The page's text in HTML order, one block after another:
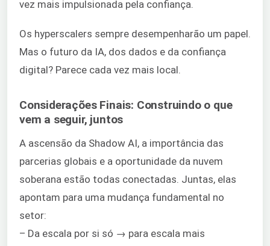
vez mais impulsionada pela confiança.
Os hyperscalers sempre desempenharão um papel.
Mas o futuro da IA, dos dados e da confiança
digital? Parece cada vez mais local.
Considerações Finais: Construindo o que
vem a seguir, juntos
A ascensão da Shadow AI, a importância das
parcerias globais e a oportunidade da nuvem
soberana estão todas conectadas. Juntas, elas
apontam para uma mudança fundamental no
setor:
– Da escala por si só → para escala mais